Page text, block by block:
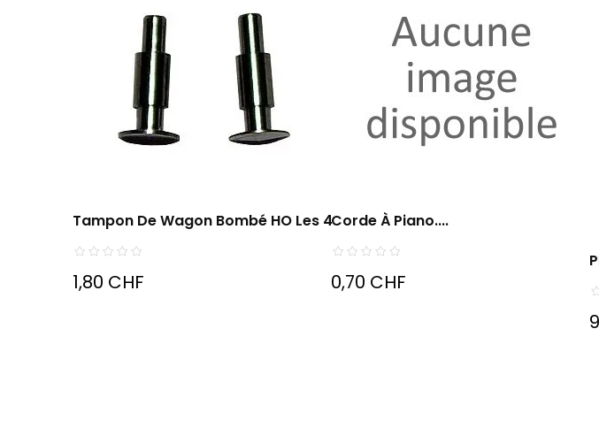
Tampon De Wagon Bombé HO Les 4
1,80 CHF
Corde À Piano....
0,70 CHF